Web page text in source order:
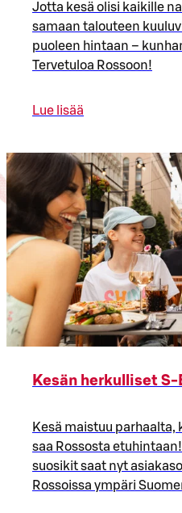
Jotta kesä olisi kaikille
samaan talouteen
puoleen hintaan –
Tervetuloa Rossoon!
Lue lisää
Kesän herkulliset
Kesä maistuu
saa Rossosta
suosikit saat nyt
Rossoissa ympäri